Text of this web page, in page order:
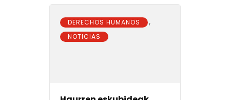
DERECHOS HUMANOS ,
NOTICIAS